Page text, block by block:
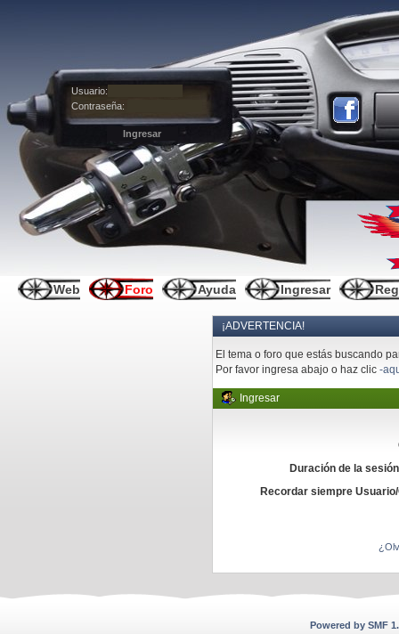
Usuario:
Contraseña:
Web Foro Ayuda Ingresar
¡ADVERTENCIA!
El tema o foro que estás buscando
Por favor ingresa abajo o haz clic-
Ingresar
Duración de la
Recordar siempre
Powered by SMF